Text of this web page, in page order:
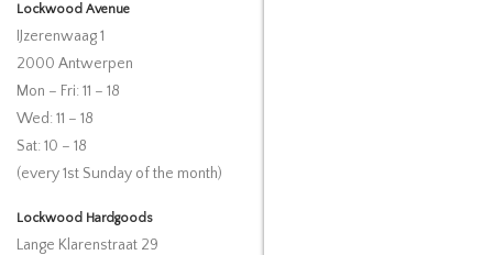
Lockwood Avenue
IJzerenwaag 1
2000 Antwerpen
Mon – Fri: 11 – 18
Wed: 11 – 18
Sat: 10 – 18
(every 1st Sunday of the month)
Lockwood Hardgoods
Lange Klarenstraat 29